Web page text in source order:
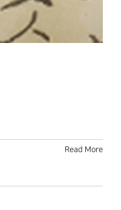
Read More